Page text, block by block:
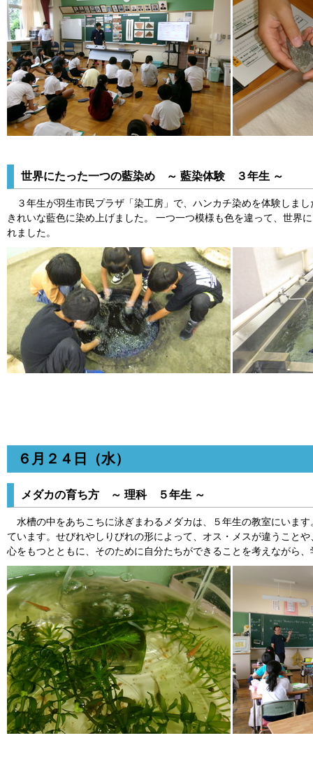
世界にたった一つの藍染め ～ 藍染体験 ３年生 ～
３年生が羽生市民プラザ「染工房」で、ハンカチ染めを体験しま
きれいな藍色に染め上げました。 一つ一つ模様も色を違って、世界
れました。
６月２４日（水）
メダカの育ち方 ～ 理科 ５年生 ～
水槽の中をあちこちに泳ぎまわるメダカは、５年生の教室にいま
ています。せびれやしりびれの形によって、オス・メスが違うこと
心をもつとともに、そのために自分たちができることを考えながら